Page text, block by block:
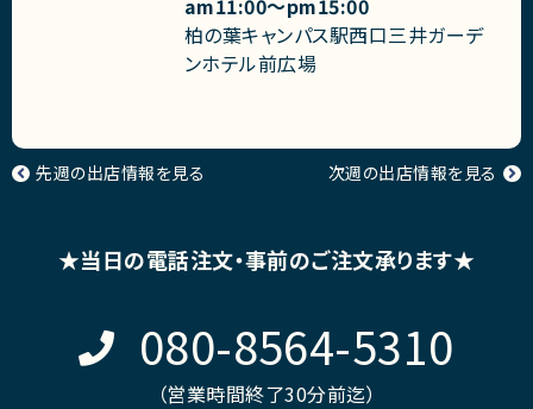
am11:00〜pm15:00
柏の葉キャンパス駅西口三井ガーデ
ンホテル前広場
次週の出店情報を見る
先週の出店情報を見る
★当日の電話注文・事前のご注文承ります★
080-8564-5310
（営業時間終了30分前迄）